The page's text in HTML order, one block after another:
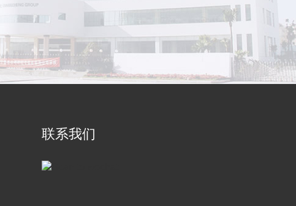
联系我们